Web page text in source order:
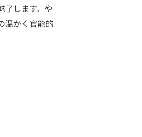
了します。や
温かく官能的